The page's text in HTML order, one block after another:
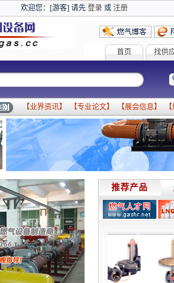
欢迎您：[游客] 请先 登录或 注册
首页 找供
【业界资讯】 【专业论文】 【展会信息】 【
推荐产品